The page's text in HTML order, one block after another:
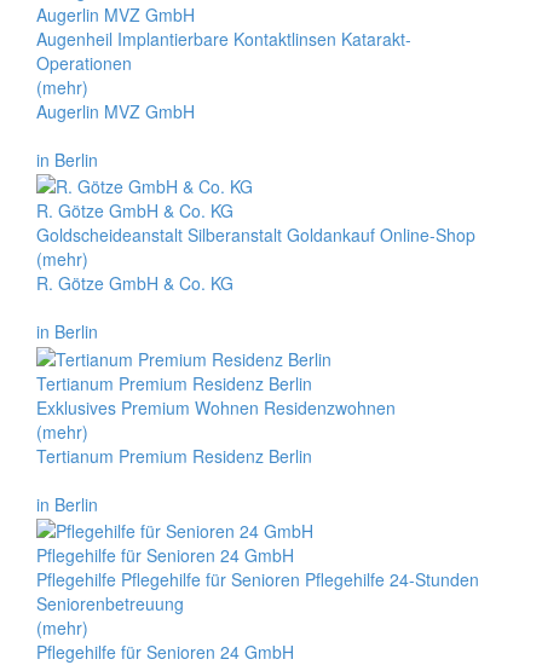
Augerlin MVZ GmbH
Augenheil Implantierbare Kontaktlinsen Katarakt-
Operationen
(mehr)
Augerlin MVZ GmbH
in Berlin
R. Götze GmbH & Co. KG
Goldscheideanstalt Silberanstalt Goldankauf Online-Shop
(mehr)
R. Götze GmbH & Co. KG
in Berlin
Tertianum Premium Residenz Berlin
Exklusives Premium Wohnen Residenzwohnen
(mehr)
Tertianum Premium Residenz Berlin
in Berlin
Pflegehilfe für Senioren 24 GmbH
Pflegehilfe Pflegehilfe für Senioren Pflegehilfe 24-Stunden
Seniorenbetreuung
(mehr)
Pflegehilfe für Senioren 24 GmbH